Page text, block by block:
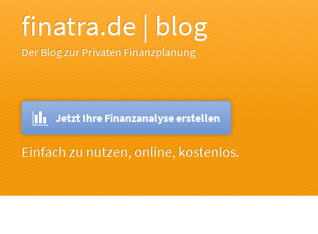
finatra.de | blog
Der Blog zur Privaten Finanzplanung
Jetzt Ihre Finanzanalyse erstellen
Einfach zu nutzen, online, kostenlos.